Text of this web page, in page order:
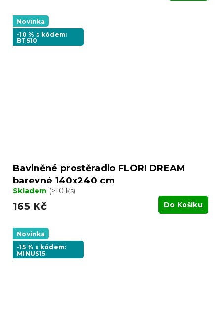
Novinka
-10 % s kódem:
BTS10
Bavlněné prostěradlo FLORI DREAM
barevné 140x240 cm
Skladem (>10 ks)
165 Kč Do Košíku
Novinka
-15 % s kódem:
MINUS15